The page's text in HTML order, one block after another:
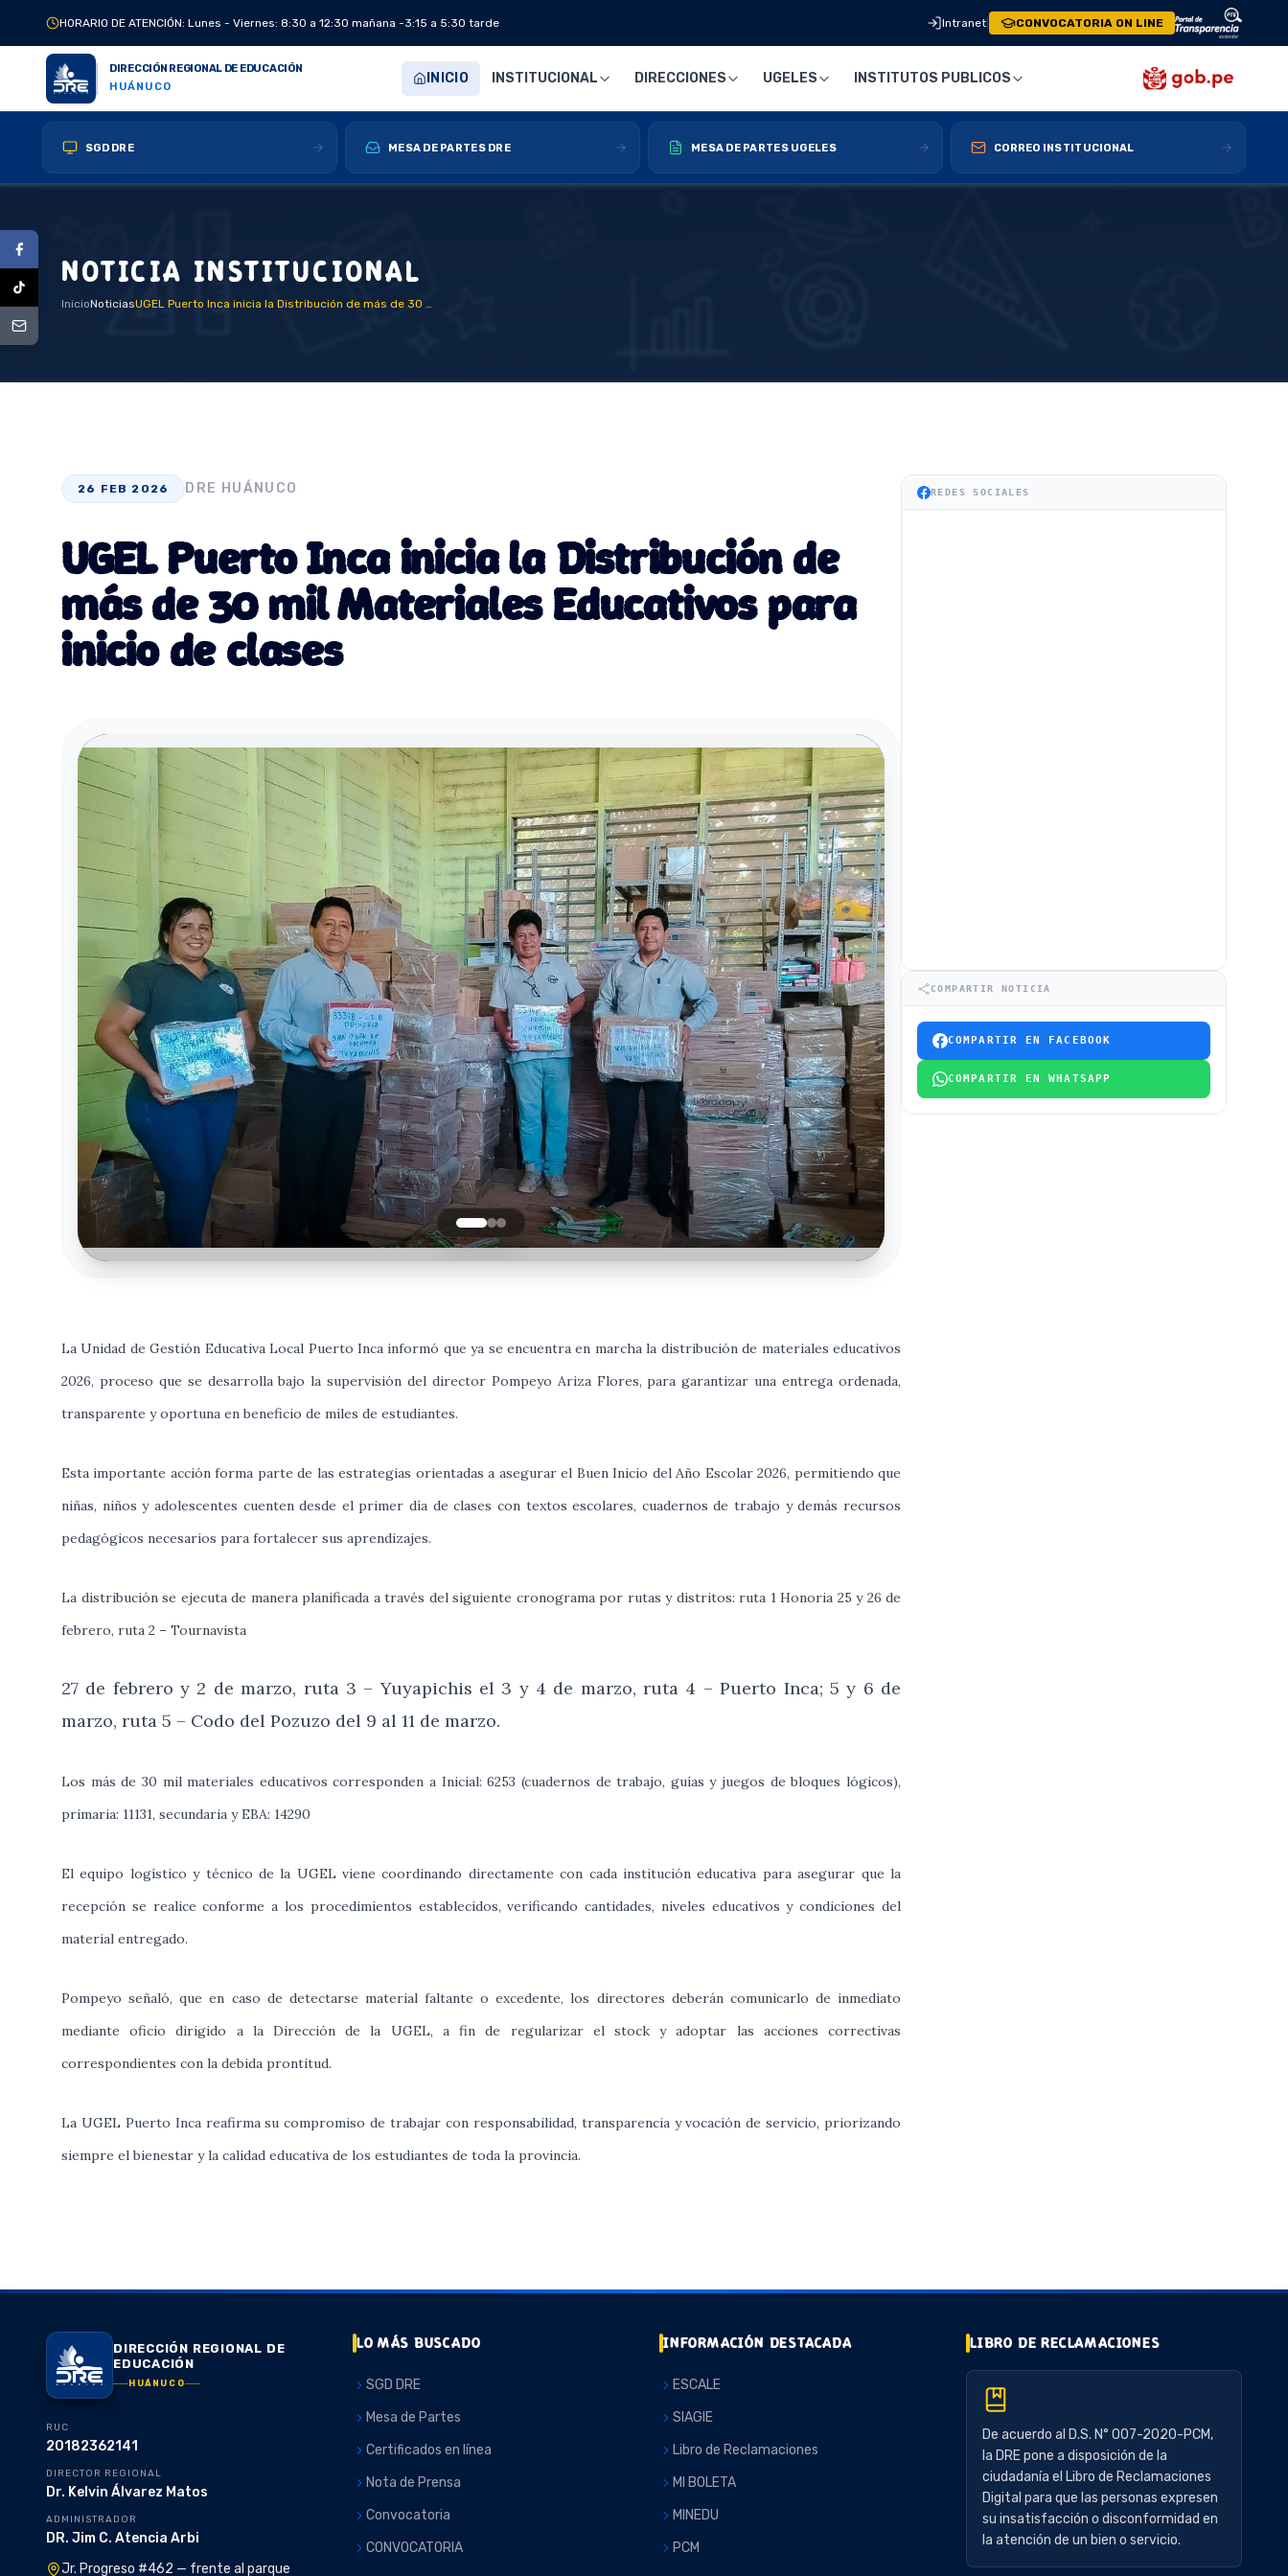
HORARIO DE ATENCIÓN: Lunes - Viernes: 8:30 a 12:30 mañana -3:15 a 5:30 tarde Intranet CONVOCATORIA ON LINE
DIRECCIÓN REGIONAL DE EDUCACIÓN
HUÁNUCO
INICIO INSTITUCIONAL DIRECCIONES UGELES INSTITUTOS PUBLICOS
SGD DRE MESA DE PARTES DRE MESA DE PARTES UGELES CORREO INSTITUCIONAL
NOTICIA INSTITUCIONAL
InicioNoticias UGEL Puerto Inca inicia la Distribución de más de 30 mil Materiales Educativos para inicio de clases
26 FEB 2026 DRE HUÁNUCO
UGEL Puerto Inca inicia la Distribución de
más de 30 mil Materiales Educativos para
inicio de clases
La Unidad de Gestión Educativa Local Puerto Inca informó que ya se encuentra en marcha la distribución de materiales educativos
2026, proceso que se desarrolla bajo la supervisión del director Pompeyo Ariza Flores, para garantizar una entrega ordenada,
transparente y oportuna en beneficio de miles de estudiantes.
Esta importante acción forma parte de las estrategias orientadas a asegurar el Buen Inicio del Año Escolar 2026, permitiendo que
niñas, niños y adolescentes cuenten desde el primer día de clases con textos escolares, cuadernos de trabajo y demás recursos
pedagógicos necesarios para fortalecer sus aprendizajes.
La distribución se ejecuta de manera planificada a través del siguiente cronograma por rutas y distritos: ruta 1 Honoria 25 y 26 de
febrero, ruta 2 – Tournavista
27 de febrero y 2 de marzo, ruta 3 – Yuyapichis el 3 y 4 de marzo, ruta 4 – Puerto Inca; 5 y 6 de
marzo, ruta 5 – Codo del Pozuzo del 9 al 11 de marzo.
Los más de 30 mil materiales educativos corresponden a Inicial: 6253 (cuadernos de trabajo, guías y juegos de bloques lógicos),
primaria: 11131, secundaria y EBA: 14290
El equipo logístico y técnico de la UGEL viene coordinando directamente con cada institución educativa para asegurar que la
recepción se realice conforme a los procedimientos establecidos, verificando cantidades, niveles educativos y condiciones del
material entregado.
Pompeyo señaló, que en caso de detectarse material faltante o excedente, los directores deberán comunicarlo de inmediato
mediante oficio dirigido a la Dirección de la UGEL, a fin de regularizar el stock y adoptar las acciones correctivas
correspondientes con la debida prontitud.
La UGEL Puerto Inca reafirma su compromiso de trabajar con responsabilidad, transparencia y vocación de servicio, priorizando
siempre el bienestar y la calidad educativa de los estudiantes de toda la provincia.
REDES SOCIALES
COMPARTIR NOTICIA
COMPARTIR EN FACEBOOK
COMPARTIR EN WHATSAPP
DIRECCIÓN REGIONAL DE
EDUCACIÓN
HUÁNUCO
RUC
20182362141
DIRECTOR REGIONAL
Dr. Kelvin Álvarez Matos
ADMINISTRADOR
DR. Jim C. Atencia Arbi
Jr. Progreso #462 — frente al parque
LO MÁS BUSCADO
SGD DRE
Mesa de Partes
Certificados en línea
Nota de Prensa
Convocatoria
CONVOCATORIA
INFORMACIÓN DESTACADA
ESCALE
SIAGIE
Libro de Reclamaciones
MI BOLETA
MINEDU
PCM
LIBRO DE RECLAMACIONES
De acuerdo al D.S. N° 007-2020-PCM,
la DRE pone a disposición de la
ciudadanía el Libro de Reclamaciones
Digital para que las personas expresen
su insatisfacción o disconformidad en
la atención de un bien o servicio.